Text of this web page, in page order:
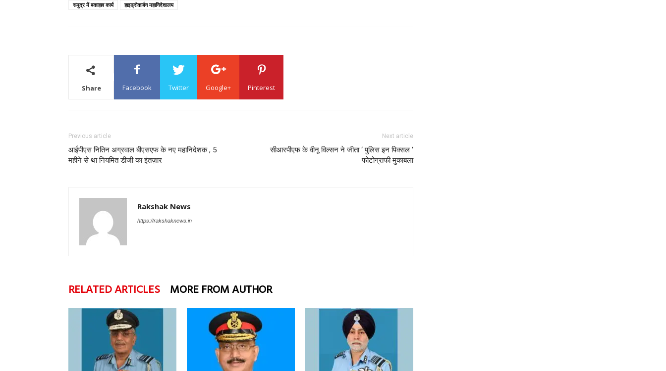
समुद्र में बकाहाव कार्य
हाइड्रोकार्बन महानिदेशालय
Share Facebook Twitter Google+ Pinterest
Previous article
आईपीएस नितिन अग्रवाल बीएसएफ के नए महानिदेशक , 5
महीने से था नियमित डीजी का इंतज़ार
Next article
सीआरपीएफ के वीनू विल्सन ने जीता ‘ पुलिस इन पिक्सल ‘
फोटोग्राफी मुकाबला
Rakshak News
https://rakshaknews.in
RELATED ARTICLES MORE FROM AUTHOR